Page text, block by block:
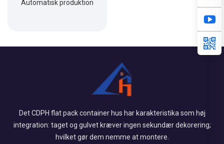
Automatisk produktion
Det CDPH flat pack container hus har karakteristika som høj
integration: taget og gulvet kræver ingen sekundær dekorering;
hvilket gør dem nemme at montere.